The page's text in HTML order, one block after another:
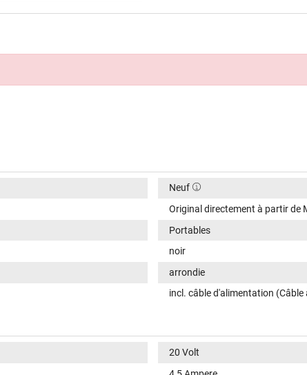
Neuf
Original directement à partir de
Portables
noir
arrondie
incl. câble d'alimentation (Câble
20 Volt